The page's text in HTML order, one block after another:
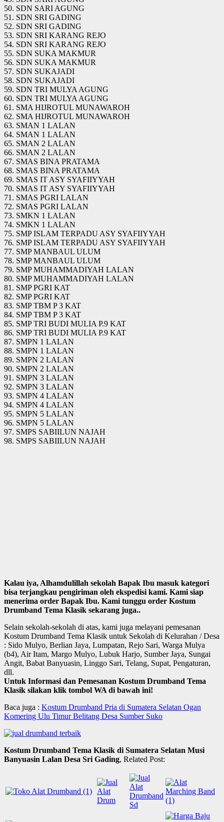
50. SDN SARI AGUNG
51. SDN SRI GADING
52. SDN SRI GADING
53. SDN SRI KARANG REJO
54. SDN SRI KARANG REJO
55. SDN SUKA MAKMUR
56. SDN SUKA MAKMUR
57. SDN SUKAJADI
58. SDN SUKAJADI
59. SDN TRI MULYA AGUNG
60. SDN TRI MULYA AGUNG
61. SMA HIJROTUL MUNAWAROH
62. SMA HIJROTUL MUNAWAROH
63. SMAN 1 LALAN
64. SMAN 1 LALAN
65. SMAN 2 LALAN
66. SMAN 2 LALAN
67. SMAS BINA PRATAMA
68. SMAS BINA PRATAMA
69. SMAS IT ASY SYAFIIYYAH
70. SMAS IT ASY SYAFIIYYAH
71. SMAS PGRI LALAN
72. SMAS PGRI LALAN
73. SMKN 1 LALAN
74. SMKN 1 LALAN
75. SMP ISLAM TERPADU ASY SYAFIIYYAH
76. SMP ISLAM TERPADU ASY SYAFIIYYAH
77. SMP MANBAUL ULUM
78. SMP MANBAUL ULUM
79. SMP MUHAMMADIYAH LALAN
80. SMP MUHAMMADIYAH LALAN
81. SMP PGRI KAT
82. SMP PGRI KAT
83. SMP TBM P 3 KAT
84. SMP TBM P 3 KAT
85. SMP TRI BUDI MULIA P.9 KAT
86. SMP TRI BUDI MULIA P.9 KAT
87. SMPN 1 LALAN
88. SMPN 1 LALAN
89. SMPN 2 LALAN
90. SMPN 2 LALAN
91. SMPN 3 LALAN
92. SMPN 3 LALAN
93. SMPN 4 LALAN
94. SMPN 4 LALAN
95. SMPN 5 LALAN
96. SMPN 5 LALAN
97. SMPS SABIILUN NAJAH
98. SMPS SABIILUN NAJAH
Kalau iya, Alhamdulillah sekolah Bapak Ibu masuk kategori
bisa terjangkau pengiriman oleh ekspedisi kami. Kami siap
menerima order Bapak Ibu. Kami tunggu order Kostum
Drumband Tema Klasik sekarang juga..
Selain sekolah-sekolah di atas, kami juga melayani pemesanan
Kostum Drumband Tema Klasik untuk Sekolah di Kelurahan / Desa
: Sido Mulyo, Berlian Jaya, Lumpatan, Rejo Sari, Warga Mulya
(b4), Air Itam, Margo Mulyo, Lubuk Harjo, Sumber Jaya, Sungai
Angit, Babat Banyuasin, Linggo Sari, Telang, Supat, Pengaturan,
dll.
Untuk Informasi dan Pemesanan Kostum Drumband Tema
Klasik silakan klik tombol WA di bawah ini!
Baca juga : Kostum Drumband Pria di Sumatera Selatan Ogan
Komering Ulu Timur Belitang Desa Sumber Suko
Kostum Drumband Tema Klasik di Sumatera Selatan Musi
Banyuasin Lalan Desa Sri Gading, Related Post: